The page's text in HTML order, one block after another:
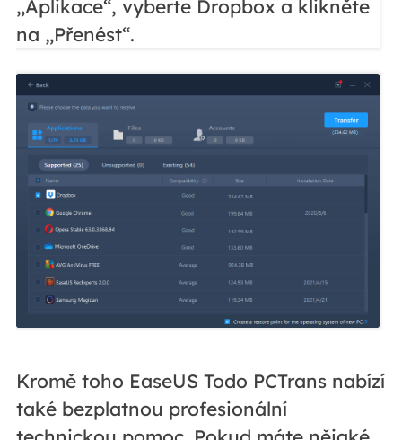
„Aplikace“, vyberte Dropbox a klikněte
na „Přenést“.
Kromě toho EaseUS Todo PCTrans nabízí
také bezplatnou profesionální